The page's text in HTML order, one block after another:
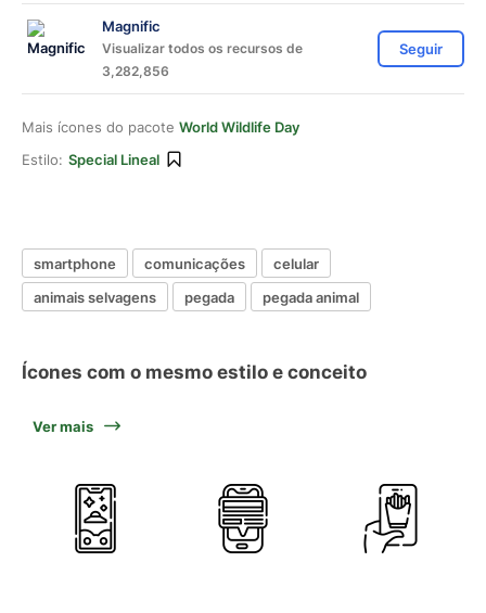
Magnific
Visualizar todos os recursos de
3,282,856
Seguir
Mais ícones do pacote World Wildlife Day
Estilo: Special Lineal
smartphone comunicações
celular
animais selvagens
pegada pegada animal
Ícones com o mesmo estilo e conceito
Ver mais